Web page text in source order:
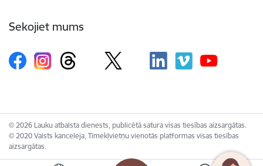
Sekojiet mums
© 2026 Lauku atbalsta dienests, publicētā satura visas tiesības aizsargātas.
© 2020 Valsts kanceleja, Tīmekļvietņu vienotās platformas visas tiesības
aizsargātas.